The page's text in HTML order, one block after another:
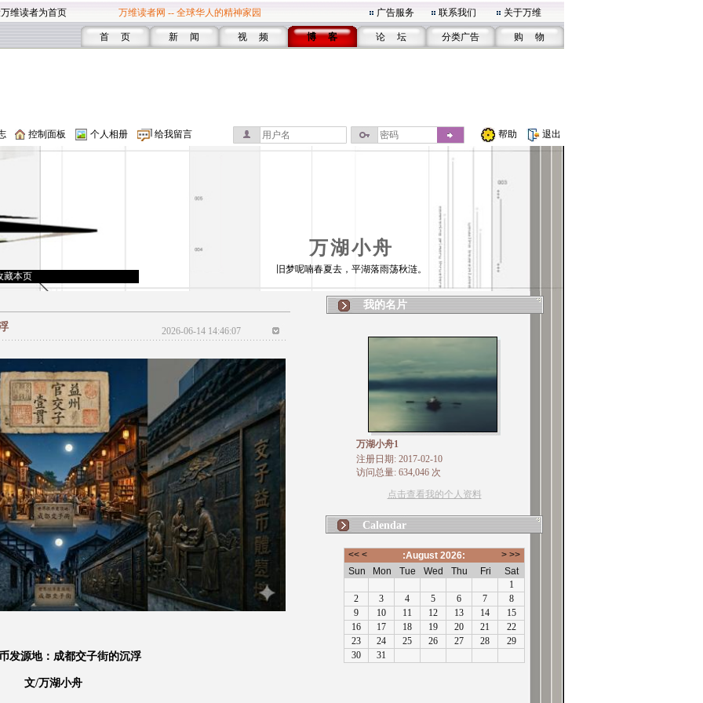
维读者为首页 万维读者网 -- 全球华人的精神家园 广告服务 联系我们 关于万维
首 页 新 闻 视 频 博 客 论 坛 分类广告 购 物
控制面板 个人相册 给我留言 帮助 退出
万湖小舟
藏本页
旧梦呢喃春夏去，平湖落雨荡秋涟。
2026-06-14 14:46:07
发源地：成都交子街的沉浮
文/万湖小舟
我的名片
万湖小舟1
注册日期: 2017-02-10
访问总量: 634,046 次
点击查看我的个人资料
Calendar